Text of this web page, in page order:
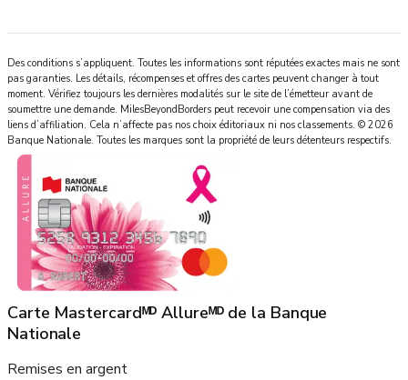
Des conditions s’appliquent. Toutes les informations sont réputées exactes mais ne sont
pas garanties. Les détails, récompenses et offres des cartes peuvent changer à tout
moment. Vérifiez toujours les dernières modalités sur le site de l’émetteur avant de
soumettre une demande. MilesBeyondBorders peut recevoir une compensation via des
liens d’affiliation. Cela n’affecte pas nos choix éditoriaux ni nos classements. © 2026
Banque Nationale. Toutes les marques sont la propriété de leurs détenteurs respectifs.
Carte Mastercardᴹᴰ Allureᴹᴰ de la Banque
Nationale
Remises en argent